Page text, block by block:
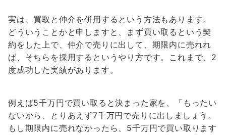
実は、買取と仲介を併用するという方法もあります。
どういうことかと申しますと、まず買い取るという契
約をした上で、仲介で売りに出して、期限内に売れれ
ば、そちらを採用するというやり方です。これまで、2
度成功した実績があります。
例えば5千万円で買い取ると決まった家を、「もったい
ないから、とりあえず7千万円で売りに出しましょう。
もし期限内に売れなかったら、5千万円で買い取ります